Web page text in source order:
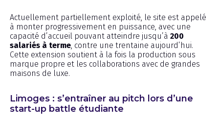
Actuellement partiellement exploité, le site est appelé
à monter progressivement en puissance, avec une
capacité d’accueil pouvant atteindre jusqu’à 200
salariés à terme , contre une trentaine aujourd’hui.
Cette extension soutient à la fois la production sous
marque propre et les collaborations avec de grandes
maisons de luxe.
Limoges : s’entraîner au pitch lors d’une
start-up battle étudiante